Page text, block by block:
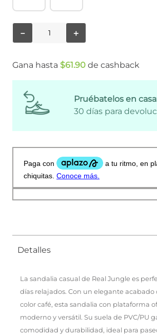
＋
－
Gana hasta $61.90 de cashback
Pruébatelos en
30 días para
Detalles
La sandalia casual de Real Jungle es
días relajados. Con un elegante acabado
color café, esta sandalia con plataforma
moderno y versátil. Su suela de PVC/PU
comodidad y durabilidad, ideal para